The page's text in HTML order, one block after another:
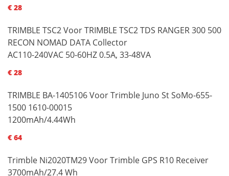
€ 28
TRIMBLE TSC2 Voor TRIMBLE TSC2 TDS RANGER 300 500
RECON NOMAD DATA Collector
AC110-240VAC 50-60HZ 0.5A, 33-48VA
€ 28
TRIMBLE BA-1405106 Voor Trimble Juno St SoMo-655-
1500 1610-00015
1200mAh/4.44Wh
€ 64
Trimble Ni2020TM29 Voor Trimble GPS R10 Receiver
3700mAh/27.4 Wh